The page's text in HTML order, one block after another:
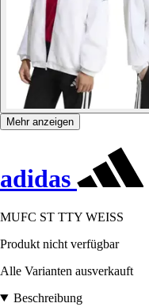
Mehr anzeigen
adidas
MUFC ST TTY WEISS
Produkt nicht verfügbar
Alle Varianten ausverkauft
Beschreibung